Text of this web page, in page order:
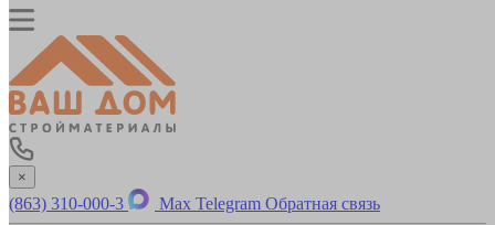
×
(863) 310-000-3 Max Telegram Обратная связь